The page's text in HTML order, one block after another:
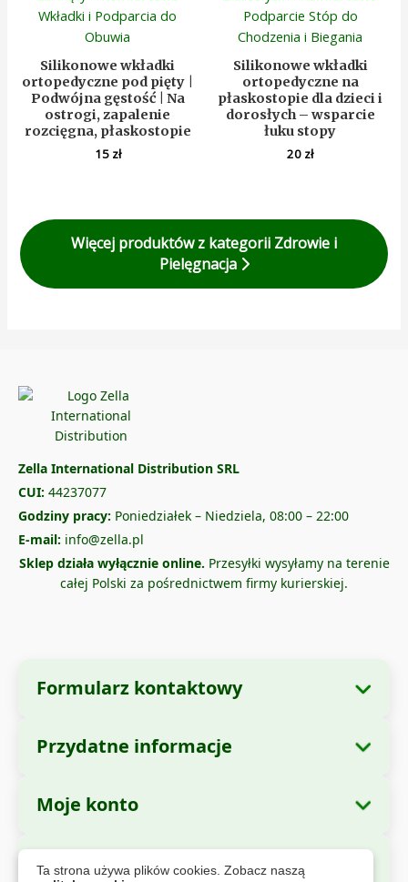
Ta strona używa plików cookies. Zobacz naszą
Silikonowe wkładki
ortopedyczne pod pięty |
Podwójna gęstość | Na
ostrogi, zapalenie
rozcięgna, płaskostopie
15 zł
Silikonowe wkładki
ortopedyczne na
płaskostopie dla dzieci i
dorosłych – wsparcie
łuku stopy
20 zł
Więcej produktów z kategorii Zdrowie i
Pielęgnacja
Zella International Distribution SRL
CUI: 44237077
Godziny pracy: Poniedziałek – Niedziela, 08:00 – 22:00
E-mail: info@zella.pl
Sklep działa wyłącznie online. Przesyłki wysyłamy na terenie
całej Polski za pośrednictwem firmy kurierskiej.
Formularz kontaktowy
Dane firmy
Nazwa firmy:
SRL
Siedziba:Strada Cuza Voda nr. 97, Sector 4,
Bucuresti, 040283, Romania
Przydatne informacje
Jak zamawiać?
Metody płatności
Informacje o wysyłce
Moje konto
Moje zamówienia
Dane osobowe
Bezpieczne płatności